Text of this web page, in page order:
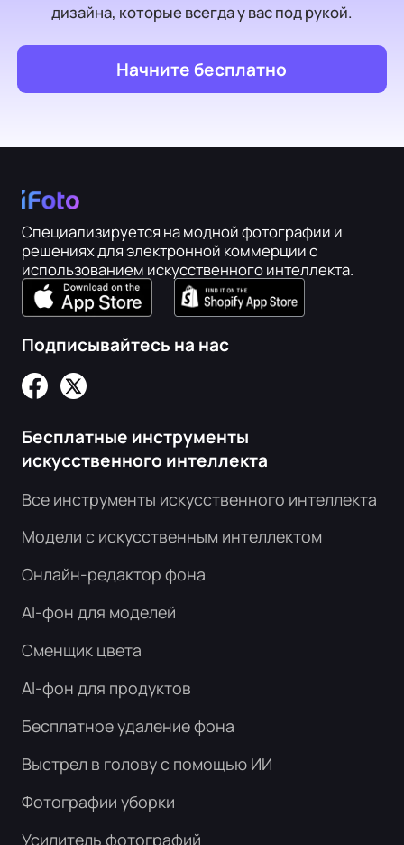
дизайна, которые всегда у вас под рукой.
Начните бесплатно
Специализируется на модной фотографии и
решениях для электронной коммерции с
использованием искусственного интеллекта.
Подписывайтесь на нас
Бесплатные инструменты
искусственного интеллекта
Все инструменты искусственного интеллекта
Модели с искусственным интеллектом
Онлайн-редактор фона
AI-фон для моделей
Сменщик цвета
AI-фон для продуктов
Бесплатное удаление фона
Выстрел в голову с помощью ИИ
Фотографии уборки
Усилитель фотографий